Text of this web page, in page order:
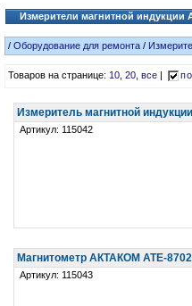
Измерители магнитной индукции
/Оборудование для ремонта /
Товаров на странице:10,20,все
Измеритель магнитной
Артикул: 115042
Магнитометр АКТАКОМ АТЕ-8702
Артикул: 115043